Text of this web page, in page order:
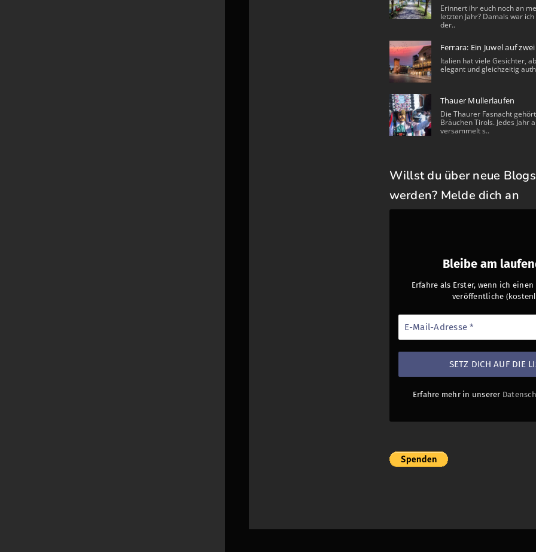
Erinnert ihr euch noch an
letzten Jahr? Damals war
der..
Ferrara: Ein Juwel auf
Italien hat viele Gesichter,
elegant und gleichzeitig
Thauer Mullerlaufen
Die Thaurer Fasnacht
Bräuchen Tirols. Jedes Jahr
versammelt s..
Willst du über neue
werden? Melde dich an
Bleibe am
Erfahre als Erster, wenn ich
veröffentliche
Erfahre mehr in unserer